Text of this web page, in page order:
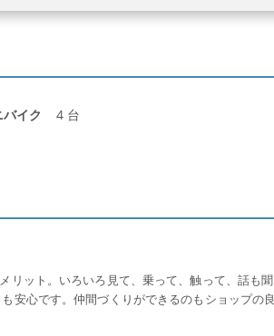
バイク 4 台
ット。いろいろ見て、乗って、触って、話も
安心です。仲間づくりができるのもショップの